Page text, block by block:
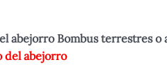
abejorro Bombus terrestres o
abejorro